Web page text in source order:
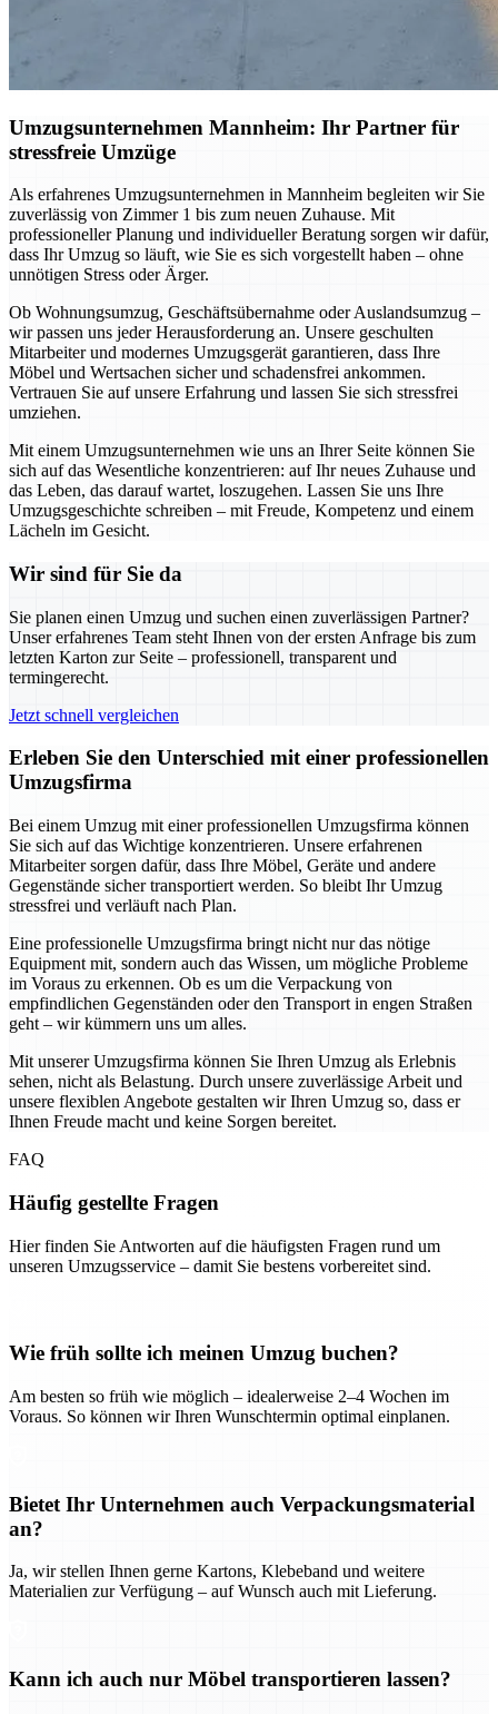
Umzugsunternehmen Mannheim: Ihr Partner für
stressfreie Umzüge
Als erfahrenes Umzugsunternehmen in Mannheim begleiten wir Sie
zuverlässig von Zimmer 1 bis zum neuen Zuhause. Mit
professioneller Planung und individueller Beratung sorgen wir dafür,
dass Ihr Umzug so läuft, wie Sie es sich vorgestellt haben – ohne
unnötigen Stress oder Ärger.
Ob Wohnungsumzug, Geschäftsübernahme oder Auslandsumzug –
wir passen uns jeder Herausforderung an. Unsere geschulten
Mitarbeiter und modernes Umzugsgerät garantieren, dass Ihre
Möbel und Wertsachen sicher und schadensfrei ankommen.
Vertrauen Sie auf unsere Erfahrung und lassen Sie sich stressfrei
umziehen.
Mit einem Umzugsunternehmen wie uns an Ihrer Seite können Sie
sich auf das Wesentliche konzentrieren: auf Ihr neues Zuhause und
das Leben, das darauf wartet, loszugehen. Lassen Sie uns Ihre
Umzugsgeschichte schreiben – mit Freude, Kompetenz und einem
Lächeln im Gesicht.
Wir sind für Sie da
Sie planen einen Umzug und suchen einen zuverlässigen Partner?
Unser erfahrenes Team steht Ihnen von der ersten Anfrage bis zum
letzten Karton zur Seite – professionell, transparent und
termingerecht.
Jetzt schnell vergleichen
Erleben Sie den Unterschied mit einer professionellen
Umzugsfirma
Bei einem Umzug mit einer professionellen Umzugsfirma können
Sie sich auf das Wichtige konzentrieren. Unsere erfahrenen
Mitarbeiter sorgen dafür, dass Ihre Möbel, Geräte und andere
Gegenstände sicher transportiert werden. So bleibt Ihr Umzug
stressfrei und verläuft nach Plan.
Eine professionelle Umzugsfirma bringt nicht nur das nötige
Equipment mit, sondern auch das Wissen, um mögliche Probleme
im Voraus zu erkennen. Ob es um die Verpackung von
empfindlichen Gegenständen oder den Transport in engen Straßen
geht – wir kümmern uns um alles.
Mit unserer Umzugsfirma können Sie Ihren Umzug als Erlebnis
sehen, nicht als Belastung. Durch unsere zuverlässige Arbeit und
unsere flexiblen Angebote gestalten wir Ihren Umzug so, dass er
Ihnen Freude macht und keine Sorgen bereitet.
FAQ
Häufig gestellte Fragen
Hier finden Sie Antworten auf die häufigsten Fragen rund um
unseren Umzugsservice – damit Sie bestens vorbereitet sind.
Wie früh sollte ich meinen Umzug buchen?
Am besten so früh wie möglich – idealerweise 2–4 Wochen im
Voraus. So können wir Ihren Wunschtermin optimal einplanen.
Bietet Ihr Unternehmen auch Verpackungsmaterial
an?
Ja, wir stellen Ihnen gerne Kartons, Klebeband und weitere
Materialien zur Verfügung – auf Wunsch auch mit Lieferung.
Kann ich auch nur Möbel transportieren lassen?